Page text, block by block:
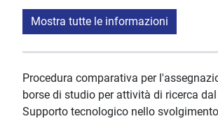
Mostra tutte le informazioni
Procedura comparativa per
borse di studio per attività di ricerca
Supporto tecnologico nello